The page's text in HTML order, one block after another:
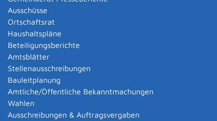
Ausschüsse
Ortschaftsrat
Haushaltspläne
Beteiligungsberichte
Amtsblätter
Stellenausschreibungen
Bauleitplanung
Amtliche/Öffentliche Bekanntmachungen
Wahlen
Ausschreibungen & Auftragsvergaben
Abgelaufenen Führerschein neu ausstellen lassen
Abgeltungsteuer - Nichtveranlagungs-
Bescheinigung beantragen
Abgeschlossenheitsbescheinigung zur Aufteilung
eines Gebäudes beantragen
Abmeldung / Außerbetriebsetzung für ein Fahrzeug
beantragen
Abschriften, Ablichtungen, Vervielfältigungen und
Negative amtlich beglaubigen lassen
Abwasser entsorgen